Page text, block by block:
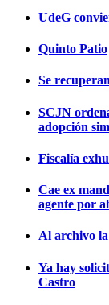
UdeG
Quinto Patio
Se
SCJN
adopción
Fiscalía
Cae ex
agente por
Al archivo
Ya hay
Castro